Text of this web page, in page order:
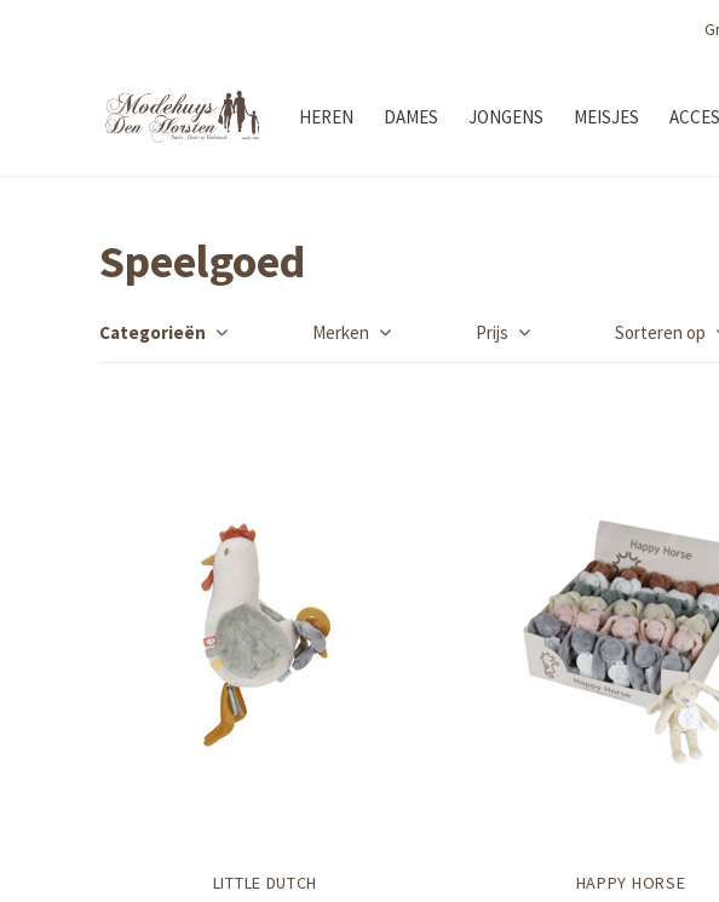
HEREN DAMES JONGENS MEISJES
Bezoek
Speelgoed
Categorieën Merken Prijs Sorteren op
LITTLE DUTCH HAPPY HORSE